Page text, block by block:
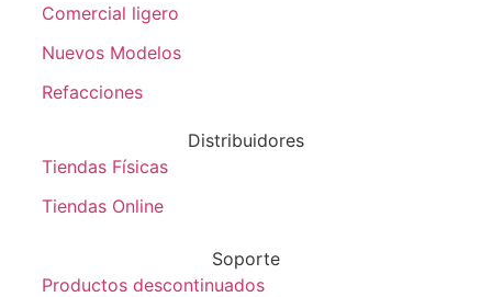
Comercial ligero
Nuevos Modelos
Refacciones
Distribuidores
Tiendas Físicas
Tiendas Online
Soporte
Productos descontinuados